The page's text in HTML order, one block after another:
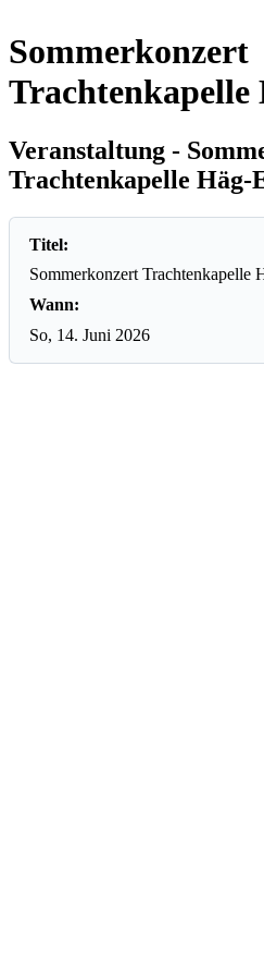
Sommerkonzert
Trachtenkapelle
Veranstaltung -
Trachtenkapelle Häg-
Titel:
Sommerkonzert Trachtenkapelle
Wann:
So, 14. Juni 2026